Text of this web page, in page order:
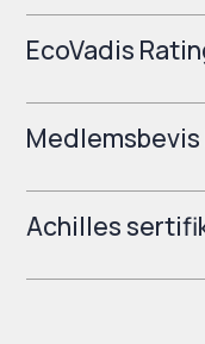
EcoVadis
Medlemsbevis
Achilles